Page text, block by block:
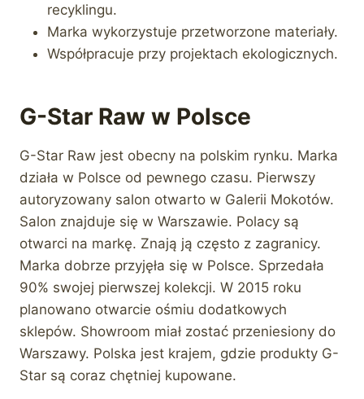
recyklingu.
Marka wykorzystuje przetworzone materiały.
Współpracuje przy projektach ekologicznych.
G-Star Raw w Polsce
G-Star Raw jest obecny na polskim rynku. Marka
działa w Polsce od pewnego czasu. Pierwszy
autoryzowany salon otwarto w Galerii Mokotów.
Salon znajduje się w Warszawie. Polacy są
otwarci na markę. Znają ją często z zagranicy.
Marka dobrze przyjęła się w Polsce. Sprzedała
90% swojej pierwszej kolekcji. W 2015 roku
planowano otwarcie ośmiu dodatkowych
sklepów. Showroom miał zostać przeniesiony do
Warszawy. Polska jest krajem, gdzie produkty G-
Star są coraz chętniej kupowane.